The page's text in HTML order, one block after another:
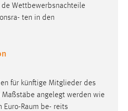
Wettbewerbsnachteile
ten in den
für künftige Mitglieder des
angelegt werden wie
Euro-Raum be- reits